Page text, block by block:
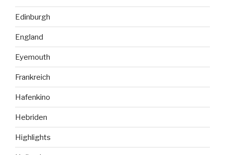
Edinburgh
England
Eyemouth
Frankreich
Hafenkino
Hebriden
Highlights